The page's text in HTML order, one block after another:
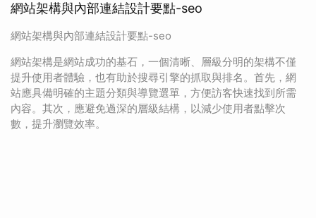
網站架構與內部連結設計要點-seo
網站架構與內部連結設計要點-seo
網站架構是網站成功的基石，一個清晰、層級分明的架構不僅
提升使用者體驗，也有助於搜尋引擎的抓取與排名。首先，網
站應具備明確的主題分類與導覽選單，方便訪客快速找到所需
內容。其次，應避免過深的層級結構，以減少使用者點擊次
數，提升瀏覽效率。